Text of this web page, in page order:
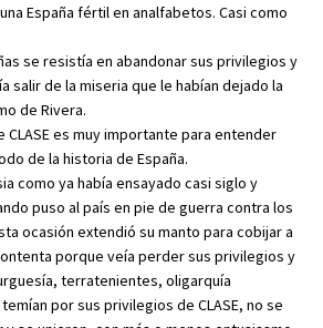
España fértil en analfabetos. Casi como
se resistía en abandonar sus privilegios y
salir de la miseria que le habían dejado la
de Rivera.
CLASE es muy importante para entender
de la historia de España.
como ya había ensayado casi siglo y
puso al país en pie de guerra contra los
ocasión extendió su manto para cobijar a
porque veía perder sus privilegios y
terratenientes, oligarquía
por sus privilegios de CLASE, no se